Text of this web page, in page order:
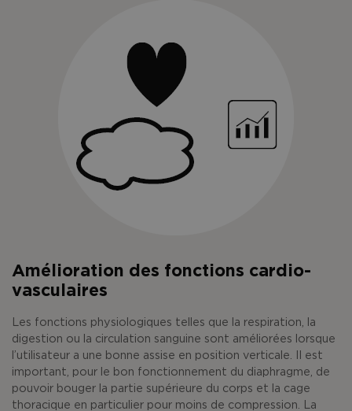
Amélioration des fonctions cardio-
vasculaires
Les fonctions physiologiques telles que la respiration, la
digestion ou la circulation sanguine sont améliorées lorsque
l’utilisateur a une bonne assise en position verticale. Il est
important, pour le bon fonctionnement du diaphragme, de
pouvoir bouger la partie supérieure du corps et la cage
thoracique en particulier pour moins de compression. La